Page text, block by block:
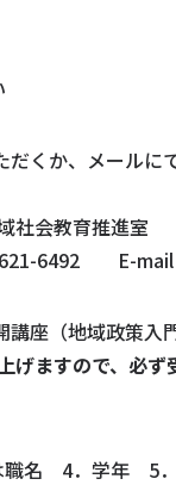
か、メールに
教育推進室
：
座（地域政策入
ますので、必ず
名 4．学年 5